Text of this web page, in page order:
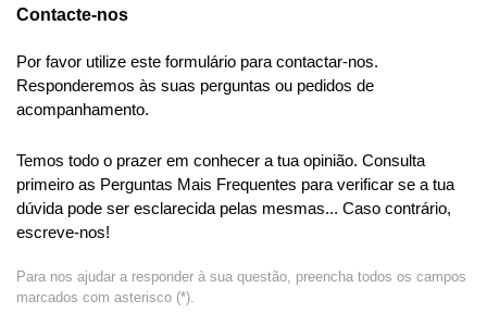
Contacte-nos
Por favor utilize este formulário para contactar-nos.
Responderemos às suas perguntas ou pedidos de
acompanhamento.
Temos todo o prazer em conhecer a tua opinião. Consulta
primeiro as Perguntas Mais Frequentes para verificar se a tua
dúvida pode ser esclarecida pelas mesmas... Caso contrário,
escreve-nos!
Para nos ajudar a responder à sua questão, preencha todos os campos
marcados com asterisco (*).